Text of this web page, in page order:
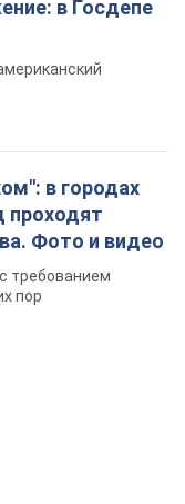
в Госдепе
в городах
проходят
Фото и видео
требованием
пор